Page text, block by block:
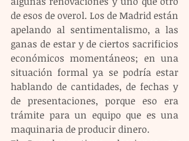
de esos de overol. Los de Madrid están
apelando al sentimentalismo, a las
ganas de estar y de ciertos sacrificios
económicos momentáneos; en una
situación formal ya se podría estar
hablando de cantidades, de fechas y
de presentaciones, porque eso era
trámite para un equipo que es una
maquinaria de producir dinero.